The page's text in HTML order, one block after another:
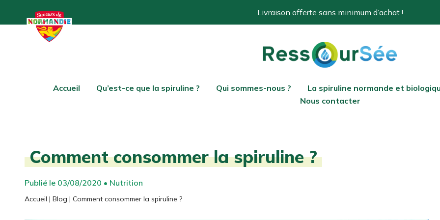
Livraison offerte sans minimum d’achat !
Accueil Qu’est-ce que la spiruline ? Qui sommes-nous ? La spiruline normande et
Nous contacter
Comment consommer la spiruline ?
Publié le 03/08/2020 • Nutrition
Accueil | Blog | Comment consommer la spiruline ?